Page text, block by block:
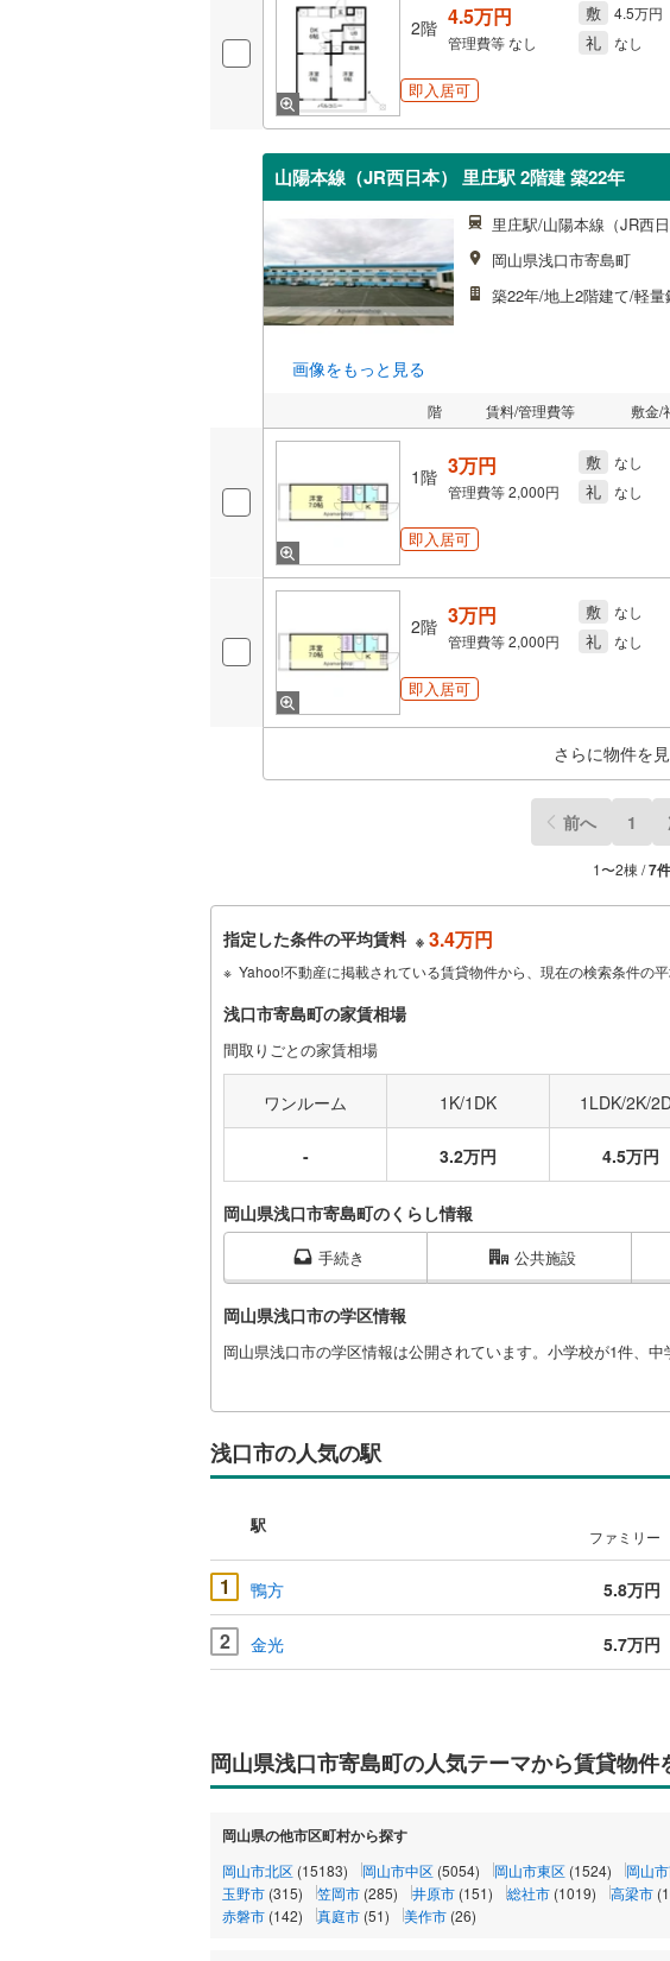
2階 4.5万円
管理費等なし
敷 4.5万円
礼 なし
即入居可
山陽本線（JR西日本） 里庄駅 2階建 築22年
画像をもっと見る
里庄駅/山陽本線（JR西
岡山県浅口市寄島町
築22年/地上2階建て/軽量
階 賃料/管理費等 敷金/
1階 3万円
管理費等2,000円
敷 なし
礼 なし
即入居可
2階 3万円
管理費等2,000円
敷 なし
礼 なし
即入居可
さらに物件を
前へ 1
1〜2棟 /7件
指定した条件の平均賃料 ※ 3.4万円
Yahoo!不動産に掲載されている賃貸物件から、現在の検索条件の平
浅口市寄島町の家賃相場
間取りごとの家賃相場
ワンルーム 1K/1DK 1LDK/2K/
- 3.2万円 4.5万円
岡山県浅口市寄島町のくらし情報
手続き 公共施設
岡山県浅口市の学区情報
岡山県浅口市の学区情報は公開されています。小学校が1件、中
浅口市の人気の駅
駅
ファミリー
1 鴨方 5.8万円
2 金光 5.7万円
岡山県浅口市寄島町の人気テーマから賃貸物件
岡山県の他市区町村から探す
岡山市北区 (15183) 岡山市中区 (5054) 岡山市東区 (1524) 岡山
玉野市 (315) 笠岡市 (285) 井原市 (151) 総社市 (1019) 高梁市
赤磐市 (142) 真庭市 (51) 美作市 (26)